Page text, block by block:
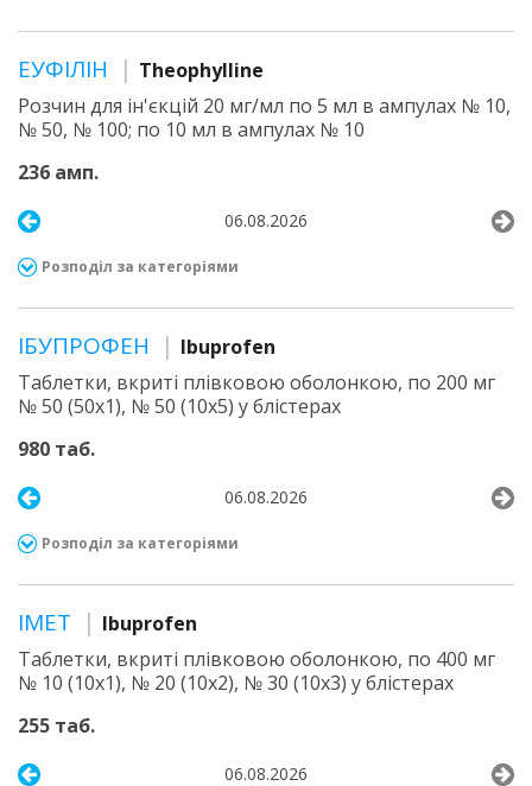
ЕУФІЛІН
Theophylline
Розчин для ін'єкцій 20 мг/мл по 5 мл в ампулах № 10,
№ 50, № 100; по 10 мл в ампулах № 10
236 амп.
06.08.2026
Розподіл за категоріями
ІБУПРОФЕН
Ibuprofen
Таблетки, вкриті плівковою оболонкою, по 200 мг
№ 50 (50х1), № 50 (10х5) у блістерах
980 таб.
06.08.2026
Розподіл за категоріями
ІМЕТ
Ibuprofen
Таблетки, вкриті плівковою оболонкою, по 400 мг
№ 10 (10х1), № 20 (10х2), № 30 (10х3) у блістерах
255 таб.
06.08.2026